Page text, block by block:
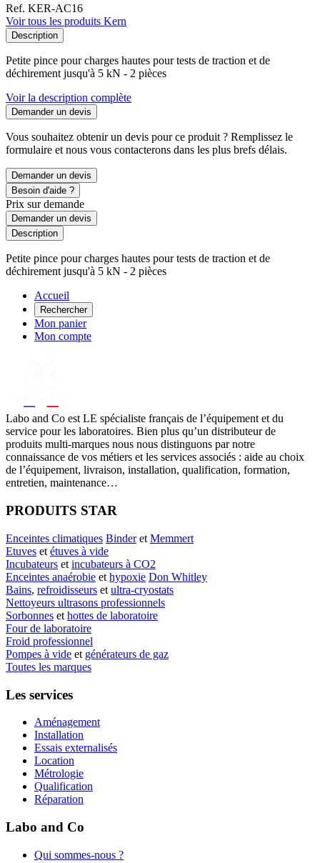
Ref. KER-AC16
Voir tous les produits Kern
Description
Petite pince pour charges hautes pour tests de traction et de
déchirement jusqu'à 5 kN - 2 pièces
Voir la description complète
Demander un devis
Vous souhaitez obtenir un devis pour ce produit ? Remplissez le
formulaire et nous vous contacterons dans les plus brefs délais.
Demander un devis
Besoin d'aide ?
Prix sur demande
Demander un devis
Description
Petite pince pour charges hautes pour tests de traction et de
déchirement jusqu'à 5 kN - 2 pièces
Accueil
Rechercher
Mon panier
Mon compte
Labo and Co est LE spécialiste français de l’équipement et du
service pour les laboratoires. Bien plus qu’un distributeur de
produits multi-marques nous nous distinguons par notre
connaissance de vos métiers et les services associés : aide au choix
de l’équipement, livraison, installation, qualification, formation,
entretien, maintenance…
PRODUITS STAR
Enceintes climatiques Binderet Memmert
Etuves et étuves à vide
Incubateurs et incubateurs à CO2
Enceintes anaérobie et hypoxie Don Whitley
Bains, refroidisseurs et ultra-cryostats
Nettoyeurs ultrasons professionnels
Sorbonnes et hottes de laboratoire
Four de laboratoire
Froid professionnel
Pompes à vide et générateurs de gaz
Toutes les marques
Les services
Aménagement
Installation
Essais externalisés
Location
Métrologie
Qualification
Réparation
Labo and Co
Qui sommes-nous ?